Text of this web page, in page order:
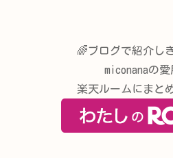
🌈ブログで紹介し
miconanaの
楽天ルームにまと